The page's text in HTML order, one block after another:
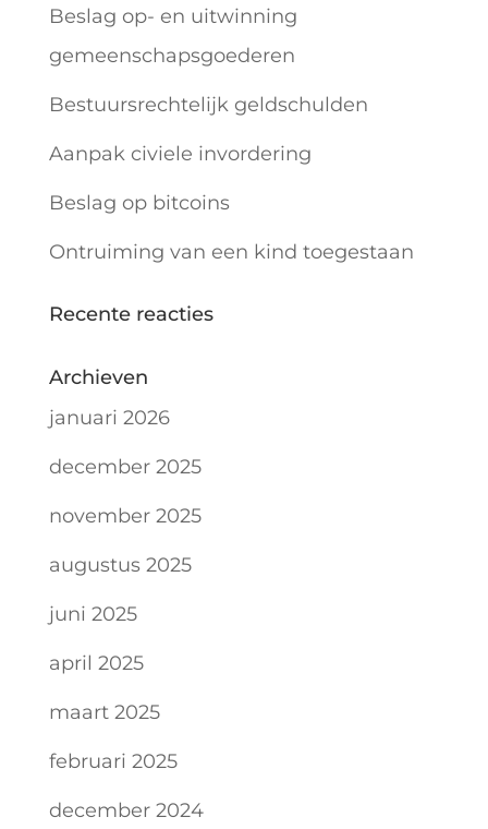
Beslag op- en uitwinning
gemeenschapsgoederen
Bestuursrechtelijk geldschulden
Aanpak civiele invordering
Beslag op bitcoins
Ontruiming van een kind toegestaan
Recente reacties
Archieven
januari 2026
december 2025
november 2025
augustus 2025
juni 2025
april 2025
maart 2025
februari 2025
december 2024